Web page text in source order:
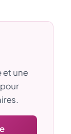
et une